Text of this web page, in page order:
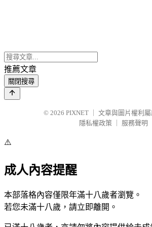
推薦文章
關閉搜尋
© 2026 PIXNET
文章與圖片權利
隱私權政策
服務聲明
⚠️
成人內容提醒
本部落格內容僅限年滿十八歲者瀏覽。
若您未滿十八歲，請立即離開。